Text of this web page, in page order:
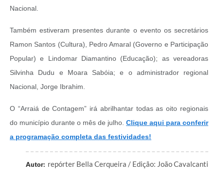
Nacional.
Também estiveram presentes durante o evento os secretários
Ramon Santos (Cultura), Pedro Amaral (Governo e Participação
Popular) e Lindomar Diamantino (Educação); as vereadoras
Silvinha Dudu e Moara Sabóia; e o administrador regional
Nacional, Jorge Ibrahim.
O “Arraiá de Contagem” irá abrilhantar todas as oito regionais
do município durante o mês de julho. Clique aqui para conferir
a programação completa das festividades!
Autor: repórter Bella Cerqueira / Edição: João Cavalcanti